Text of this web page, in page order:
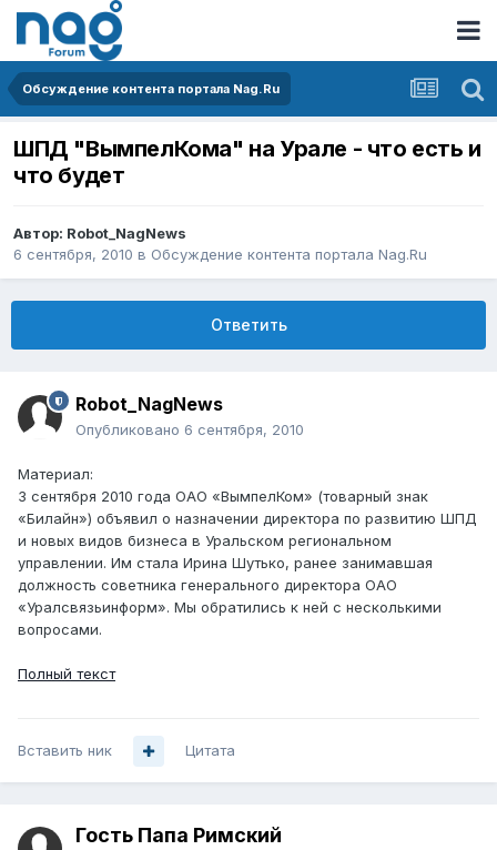
Обсуждение контента портала Nag.Ru
ШПД "ВымпелКома" на Урале - что есть и
что будет
Автор: Robot_NagNews
6 сентября, 2010 в Обсуждение контента портала Nag.Ru
Ответить
Robot_NagNews
Опубликовано 6 сентября, 2010
Материал:
3 сентября 2010 года ОАО «ВымпелКом» (товарный знак
«Билайн») объявил о назначении директора по развитию ШПД
и новых видов бизнеса в Уральском региональном
управлении. Им стала Ирина Шутько, ранее занимавшая
должность советника генерального директора ОАО
«Уралсвязьинформ». Мы обратились к ней с несколькими
вопросами.
Полный текст
Вставить ник Цитата
Гость Папа Римский